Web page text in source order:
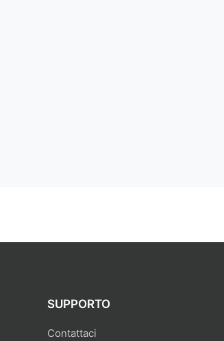
SUPPORTO
Contattaci